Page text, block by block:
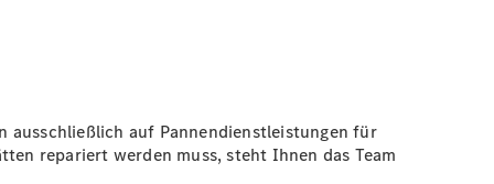
ausschließlich auf Pannendienstleistungen für
repariert werden muss, steht Ihnen das Team